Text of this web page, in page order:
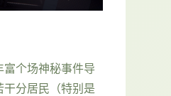
个场神秘事件导
分居民（特别是